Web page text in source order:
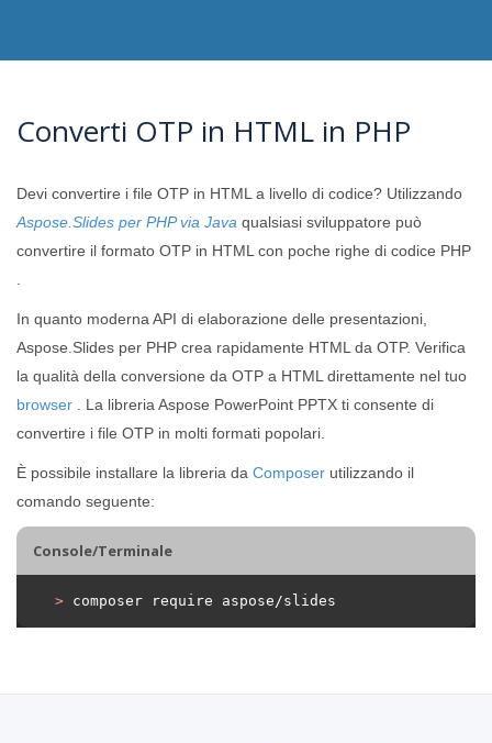
Converti OTP in HTML in PHP
Devi convertire i file OTP in HTML a livello di codice? Utilizzando
Aspose.Slides per PHP via Java qualsiasi sviluppatore può
convertire il formato OTP in HTML con poche righe di codice PHP
In quanto moderna API di elaborazione delle presentazioni,
Aspose.Slides per PHP crea rapidamente HTML da OTP. Verifica
la qualità della conversione da OTP a HTML direttamente nel tuo
browser . La libreria Aspose PowerPoint PPTX ti consente di
convertire i file OTP in molti formati popolari.
È possibile installare la libreria da Composer utilizzando il
comando seguente:
Console/Terminale
> composer require aspose/slides